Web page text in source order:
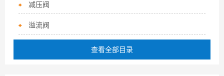
减压阀
溢流阀
查看全部目录